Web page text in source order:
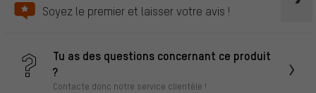
Soyez le premier et laisser votre avis !
Tu as des questions concernant ce produit
?
Contacte donc notre service clientèle !